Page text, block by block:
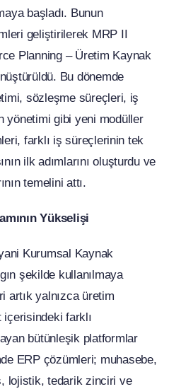
başladı. Bunun
geliştirilerek MRP II
Planning – Üretim Kaynak
Bu dönemde
sözleşme süreçleri, iş
yönetimi gibi yeni modüller
farklı iş süreçlerinin tek
ilk adımlarını oluşturdu ve
temelini attı.
Yükselişi
yani Kurumsal Kaynak
şekilde kullanılmaya
artık yalnızca üretim
farklı
bütünleşik platformlar
ERP çözümleri; muhasebe,
lojistik, tedarik zinciri ve